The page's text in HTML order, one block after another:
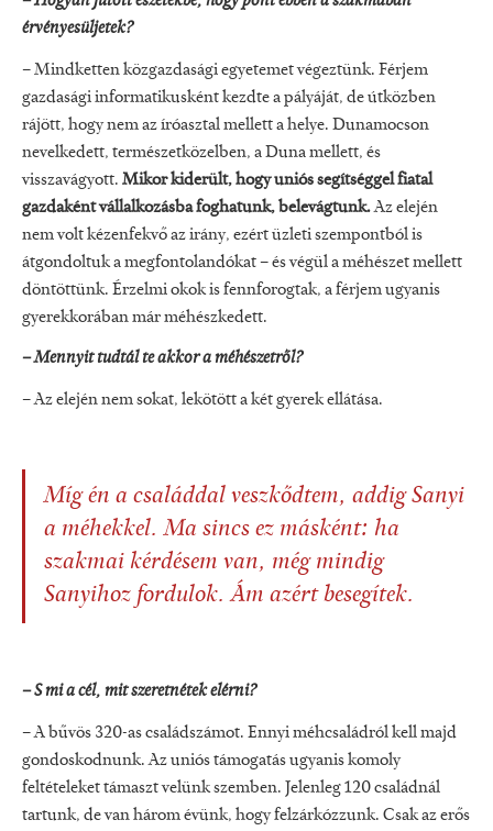
érvényesüljetek?
– Mindketten közgazdasági egyetemet végeztünk. Férjem
gazdasági informatikusként kezdte a pályáját, de útközben
rájött, hogy nem az íróasztal mellett a helye. Dunamocson
nevelkedett, természetközelben, a Duna mellett, és
visszavágyott. Mikor kiderült, hogy uniós segítséggel fiatal
gazdaként vállalkozásba foghatunk, belevágtunk.Az elején
nem volt kézenfekvő az irány, ezért üzleti szempontból is
átgondoltuk a megfontolandókat – és végül a méhészet mellett
döntöttünk. Érzelmi okok is fennforogtak, a férjem ugyanis
gyerekkorában már méhészkedett.
– Mennyit tudtál te akkor a méhészetről?
– Az elején nem sokat, lekötött a két gyerek ellátása.
Míg én a családdal veszkődtem, addig Sanyi
a méhekkel. Ma sincs ez másként: ha
szakmai kérdésem van, még mindig
Sanyihoz fordulok. Ám azért besegítek.
– S mi a cél, mit szeretnétek elérni?
– A bűvös 320-as családszámot. Ennyi méhcsaládról kell majd
gondoskodnunk. Az uniós támogatás ugyanis komoly
feltételeket támaszt velünk szemben. Jelenleg 120 családnál
tartunk, de van három évünk, hogy felzárkózzunk. Csak az erős